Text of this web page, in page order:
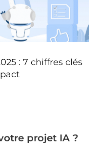
: 7 chiffres clés
projet IA ?